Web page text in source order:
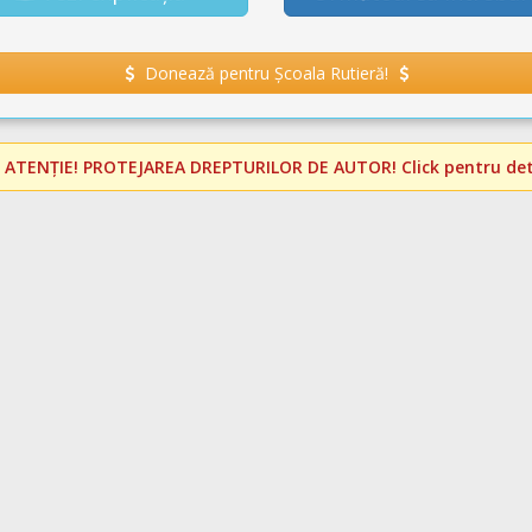
Donează pentru Școala Rutieră!
ATENȚIE! PROTEJAREA DREPTURILOR DE AUTOR! Click pentru